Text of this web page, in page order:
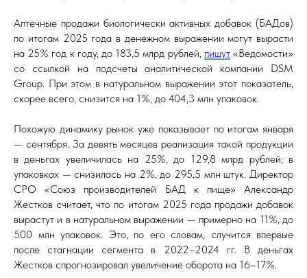
Аптечные продажи биологически активных добавок (БАДов)
по итогам 2025 года в денежном выражении могут вырасти
на 25% год к году, до 183,5 млрд рублей, пишут«Ведомости»
со ссылкой на подсчеты аналитической компании DSM
Group. При этом в натуральном выражении этот показатель,
скорее всего, снизится на 1%, до 404,3 млн упаковок.
Похожую динамику рынок уже показывает по итогам января
— сентября. За девять месяцев реализация такой продукции
в деньгах увеличилась на 25%, до 129,8 млрд рублей; в
упаковках — снизилась на 2%, до 295,5 млн штук. Директор
СРО «Союз производителей БАД к пище» Александр
Жестков считает, что по итогам 2025 года продажи добавок
вырастут и в натуральном выражении — примерно на 11%, до
500 млн упаковок. Это, по его словам, случится впервые
после стагнации сегмента в 2022–2024 гг. В деньгах
Жестков спрогнозировал увеличение оборота на 16–17%.